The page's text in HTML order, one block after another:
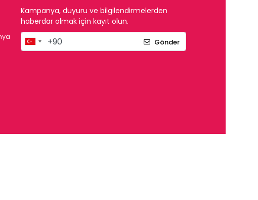
Kampanya, duyuru ve bilgilendirmelerden
haberdar olmak için kayıt olun.
Gönder